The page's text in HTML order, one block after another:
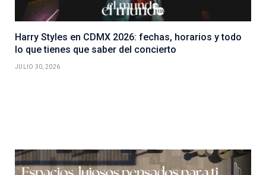
Harry Styles en CDMX 2026: fechas, horarios y todo
lo que tienes que saber del concierto
JULIO 30, 2026